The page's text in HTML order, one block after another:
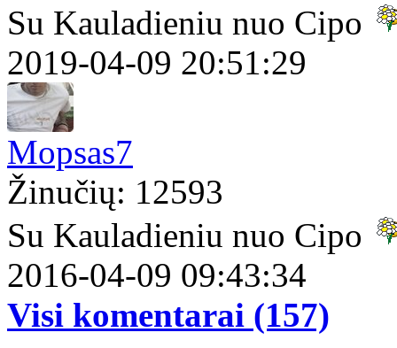
Su Kauladieniu nuo Cipo
2019-04-09 20:51:29
Mopsas7
Žinučių: 12593
Su Kauladieniu nuo Cipo
2016-04-09 09:43:34
Visi komentarai (157)